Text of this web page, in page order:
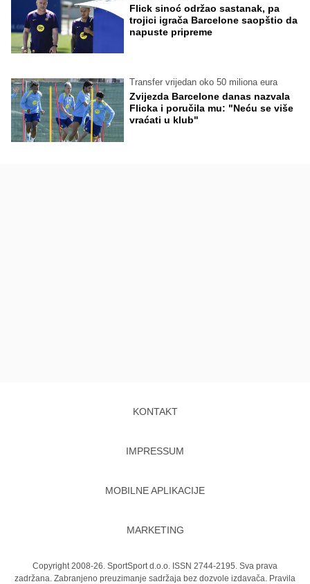
Flick sinoć održao sastanak, pa
trojici igrača Barcelone saopštio da
napuste pripreme
Transfer vrijedan oko 50 miliona eura
Zvijezda Barcelone danas nazvala
Flicka i poručila mu: "Neću se više
vraćati u klub"
KONTAKT
IMPRESSUM
MOBILNE APLIKACIJE
MARKETING
Copyright 2008-26. SportSport d.o.o. ISSN 2744-2195. Sva prava
zadržana. Zabranjeno preuzimanje sadržaja bez dozvole izdavača. Pravila